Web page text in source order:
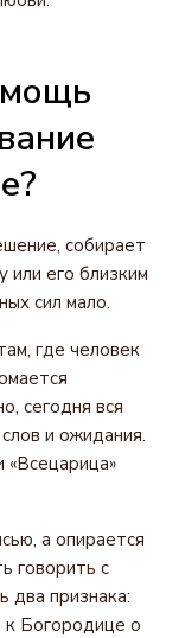
собирает
или его близким
сил мало.
где человек
сегодня вся
и ожидания.
а опирается
говорить с
два признака:
к Богородице о